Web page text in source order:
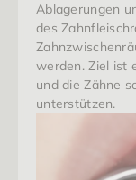
Ablagerungen
des
werden. Ziel ist
und die Zähne
unterstützen.